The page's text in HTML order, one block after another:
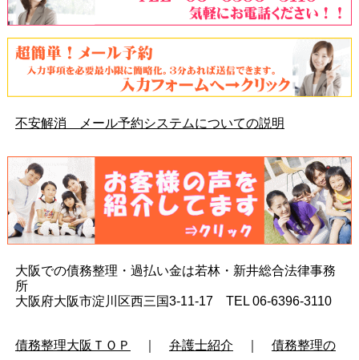
不安解消 メール予約システムについての説明
大阪での債務整理・過払い金は若林・新井総合法律事務
所
大阪府大阪市淀川区西三国3-11-17 TEL 06-6396-3110
債務整理大阪ＴＯＰ 弁護士紹介
債務整理の